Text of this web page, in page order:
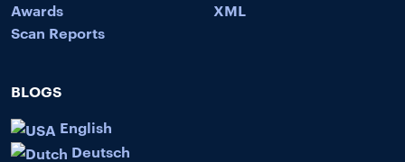
Awards
Scan Reports
XML
BLOGS
English
Deutsch